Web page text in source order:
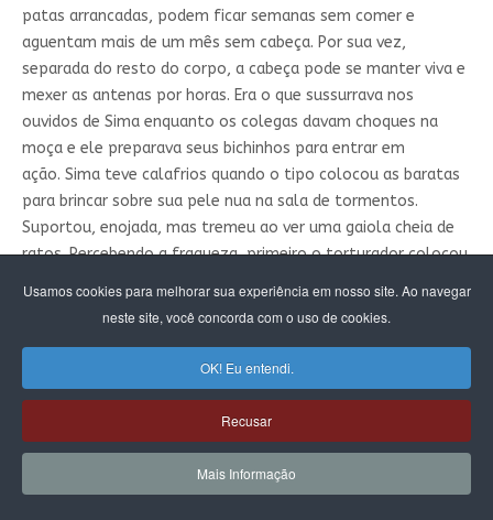
Usamos cookies para melhorar sua experiência em nosso site. Ao navegar
neste site, você concorda com o uso de cookies.
OK! Eu entendi.
Recusar
Mais Informação
patas arrancadas, podem ficar semanas sem comer e
aguentam mais de um mês sem cabeça. Por sua vez,
separada do resto do corpo, a cabeça pode se manter viva e
mexer as antenas por horas. Era o que sussurrava nos
ouvidos de Sima enquanto os colegas davam choques na
moça e ele preparava seus bichinhos para entrar em
ação. Sima teve calafrios quando o tipo colocou as baratas
para brincar sobre sua pele nua na sala de tormentos.
Suportou, enojada, mas tremeu ao ver uma gaiola cheia de
ratos. Percebendo a fraqueza, primeiro o torturador colocou
Secretaria Executiva de Comunicação
Avenida Albert Einstein, n° 901 - Cidade Universitária
"Zeferino Vaz"
Barão Geraldo - Campinas, SP - CEP: 13083-852